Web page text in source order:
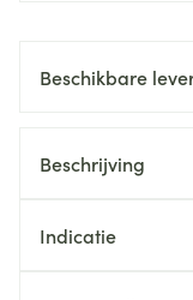
Beschikbare
Beschrijving
Indicatie